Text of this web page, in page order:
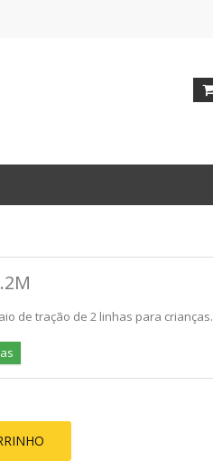
de tração de 2 linhas para crianças.